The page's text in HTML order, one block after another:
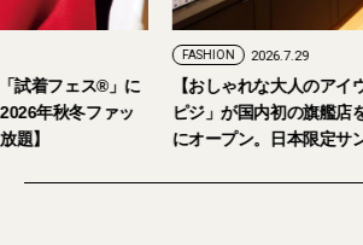
2026年9月5日・6日開催。「試着フェス®︎」に
読者の皆さまをご招待。【2026年秋冬ファッ
ション＆美容アイテム試し放題】